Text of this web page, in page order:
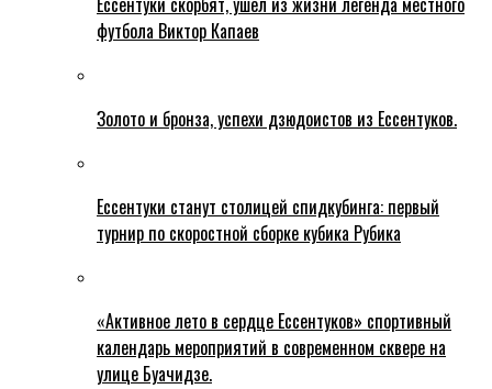
футбола Виктор Капаев
Золото и бронза, успехи дзюдоистов из Ессентуков.
Ессентуки станут столицей спидкубинга: первый
турнир по скоростной сборке кубика Рубика
«Активное лето в сердце Ессентуков» спортивный
календарь мероприятий в современном сквере на
улице Буачидзе.